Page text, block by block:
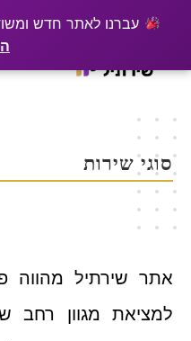
עברנו לאתר חדש
רוצים שלקוחות ימצאו אתכם בגוגל? שירתיל
to
סוגי שירות
אתר שירתיל מהווה
למציאת מגוון רחב